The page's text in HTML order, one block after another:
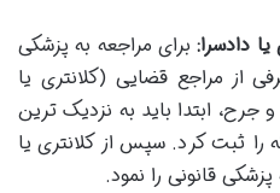
دادسرا:برای مراجعه به پزشکی
از مراجع قضایی (کلانتری یا
ابتدا باید به نزدیک ترین
را ثبت کرد. سپس از کلانتری یا
قانونی را نمود.